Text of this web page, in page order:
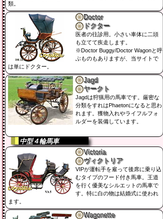
類。
Doctor
ドクター
医者の往診用。小さい車体に二頭
も立てて疾走します。
※Doctor Buggy/Doctor Wagonと呼
ぶものもありますが、当サイトで
は単にドクター。
Jagd
ヤークト
Jagdは狩猟用の馬車です。厳密な
分類をすれはPhaetonになると思わ
れます。獲物入れやライフルフォ
ルダーを装備しています。
中型４輪馬車
Victoria
ヴィクトリア
VIPが運転手を雇って後席に乗り込
むタイプのフード付き馬車。王道
を行く優美なシルエットの馬車で
す。特に白の物は結婚式に使われ
ます。
Wagonette